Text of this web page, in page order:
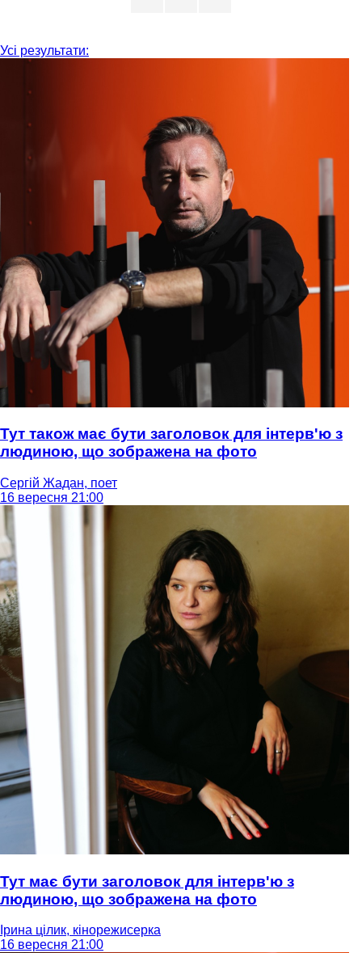
Усі результати:
Тут також має бути заголовок для інтерв'ю з
людиною, що зображена на фото
Сергій Жадан, поет
16 вересня 21:00
Тут має бути заголовок для інтерв'ю з
людиною, що зображена на фото
Ірина цілик, кінорежисерка
16 вересня 21:00